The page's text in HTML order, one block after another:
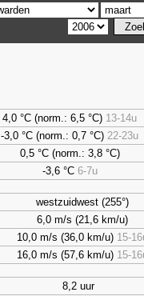
4,0 °C (norm.: 6,5 °C) 13-14u
-3,0 °C (norm.: 0,7 °C) 22-23u
0,5°C (norm.: 3,8 °C)
-3,6 °C 6-7u
westzuidwest (255°)
6,0 m/s (21,6 km/u)
10,0 m/s (36,0 km/u) 15-
16,0 m/s (57,6 km/u) 15-
8,2 uur